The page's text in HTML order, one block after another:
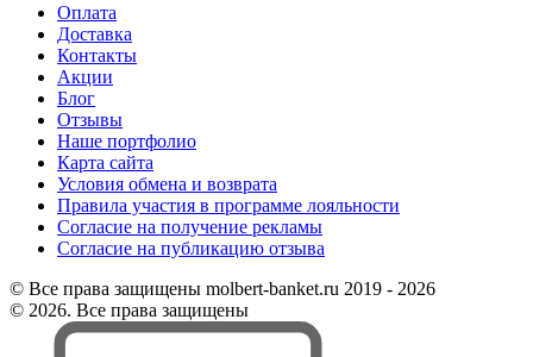
Оплата
Доставка
Контакты
Акции
Блог
Отзывы
Наше портфолио
Карта сайта
Условия обмена и возврата
Правила участия в программе лояльности
Согласие на получение рекламы
Согласие на публикацию отзыва
© Все права защищены molbert-banket.ru 2019 - 2026
© 2026. Все права защищены